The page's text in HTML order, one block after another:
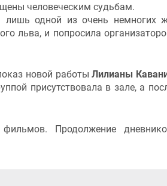
человеческим судьбам.
лишь одной из очень немногих
льва, и попросила
новой работыЛилианы
присутствовала в зале, а
Продолжение